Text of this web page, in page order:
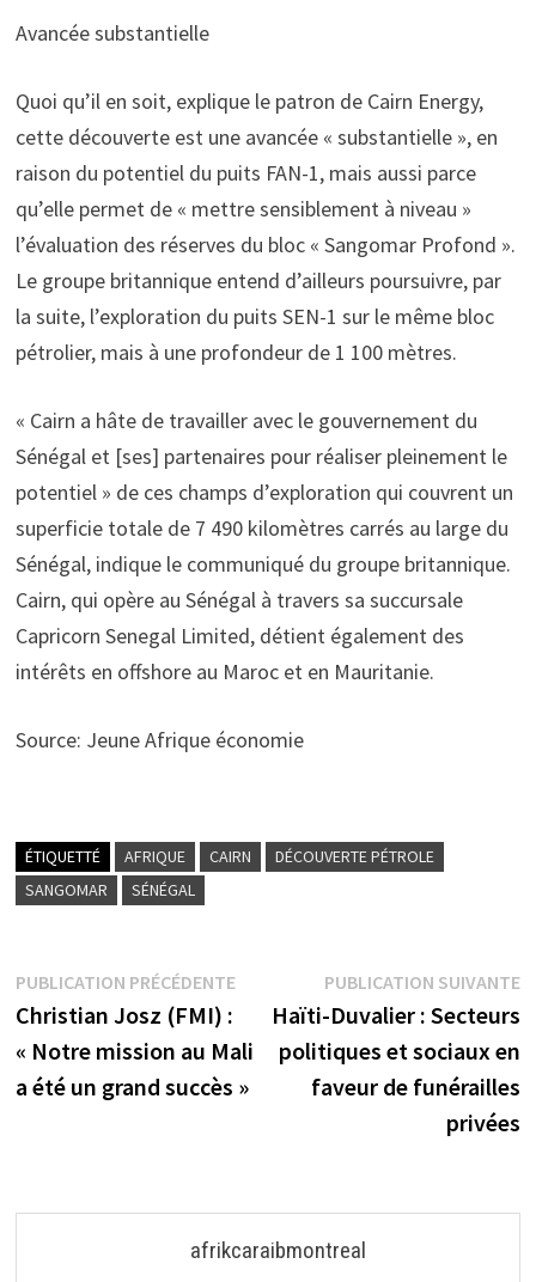
Avancée substantielle
Quoi qu’il en soit, explique le patron de Cairn Energy,
cette découverte est une avancée « substantielle », en
raison du potentiel du puits FAN-1, mais aussi parce
qu’elle permet de « mettre sensiblement à niveau »
l’évaluation des réserves du bloc « Sangomar Profond ».
Le groupe britannique entend d’ailleurs poursuivre, par
la suite, l’exploration du puits SEN-1 sur le même bloc
pétrolier, mais à une profondeur de 1 100 mètres.
« Cairn a hâte de travailler avec le gouvernement du
Sénégal et [ses] partenaires pour réaliser pleinement le
potentiel » de ces champs d’exploration qui couvrent un
superficie totale de 7 490 kilomètres carrés au large du
Sénégal, indique le communiqué du groupe britannique.
Cairn, qui opère au Sénégal à travers sa succursale
Capricorn Senegal Limited, détient également des
intérêts en offshore au Maroc et en Mauritanie.
Source: Jeune Afrique économie
ÉTIQUETTÉ AFRIQUE CAIRN
DÉCOUVERTE PÉTROLE
SANGOMAR
SÉNÉGAL
Navigation
de
l’article
PUBLICATION PRÉCÉDENTEPublication
précédente :
Christian Josz (FMI) :
« Notre mission au Mali
a été un grand succès »
PUBLICATION SUIVANTE
Haïti-Duvalier : Secteurs
politiques et sociaux en
faveur de funérailles
privées
afrikcaraibmontreal